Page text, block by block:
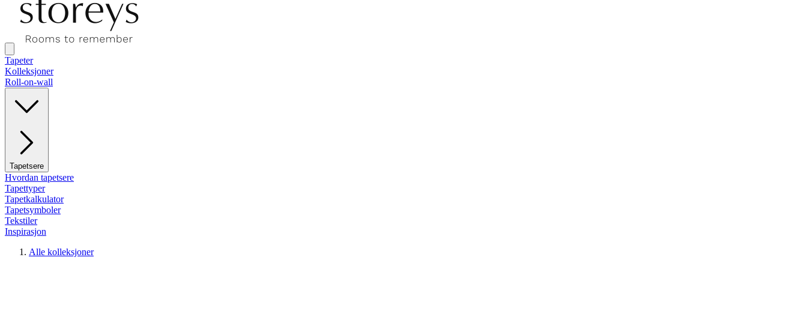
Tapeter
Kolleksjoner
Roll-on-wall
Tapetsere
Hvordan tapetsere
Tapettyper
Tapetkalkulator
Tapetsymboler
Tekstiler
Inspirasjon
Alle kolleksjoner